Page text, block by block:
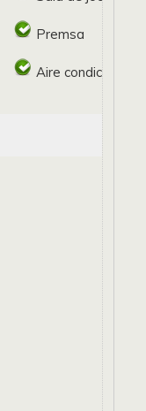
Premsa
Aire condicionat